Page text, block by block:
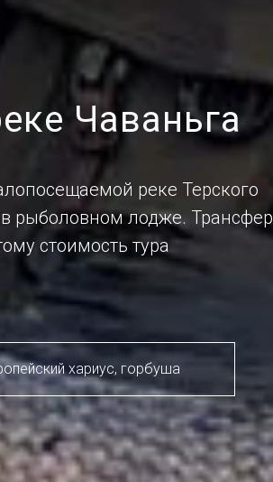
Чаваньга
реке Терского
рыболовном лодже. Трансфер
стоимость тура
хариус, горбуша